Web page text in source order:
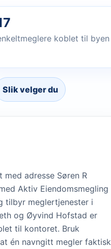
koblet til byen
Slik velger du
adresse Søren R
Aktiv Eiendomsmegling
tilbyr meglertjenester i
og Øyvind Hofstad er
til kontoret. Bruk
én navngitt megler faktisk